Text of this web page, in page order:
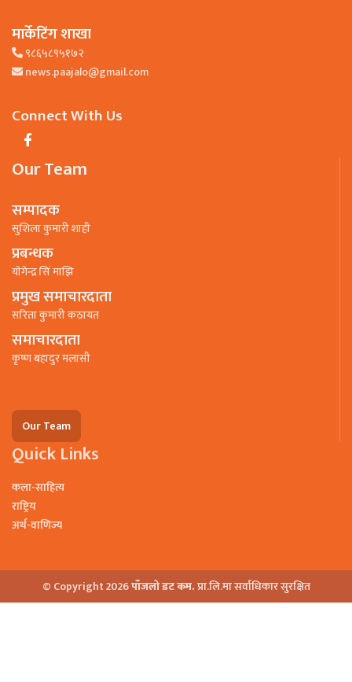
मार्केटिंग शाखा
९८६५८९५१७२
news.paajalo@gmail.com
Connect With Us
Our Team
सम्पादक
सुशिला कुमारी शाही
प्रबन्धक
याेगेन्द्र सिं माझि
प्रमुख समाचारदाता
सरिता कुमारी कठायत
समाचारदाता
कृष्ण बहादुर मलासी
Our Team
Quick Links
कला-साहित्य
राष्ट्रिय
अर्थ-वाणिज्य
© Copyright 2026पाँजलो डट कम.प्रा.लि.मा सर्वाधिकार सुरक्षित